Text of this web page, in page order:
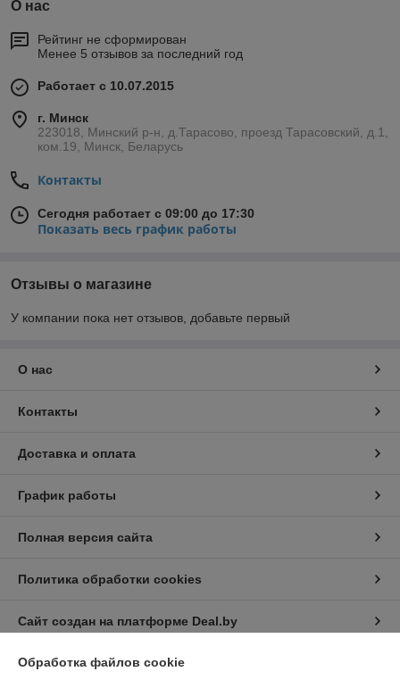
О нас
Рейтинг не сформирован
Менее 5 отзывов за последний год
Работает с 10.07.2015
г. Минск
223018, Минский р-н, д.Тарасово, проезд Тарасовский, д.1,
ком.19, Минск, Беларусь
Контакты
Сегодня работает с 09:00 до 17:30
Показать весь график работы
Отзывы о магазине
У компании пока нет отзывов, добавьте первый
О нас
Контакты
Доставка и оплата
График работы
Полная версия сайта
Политика обработки cookies
Сайт создан на платформе Deal.by
Обработка файлов cookie